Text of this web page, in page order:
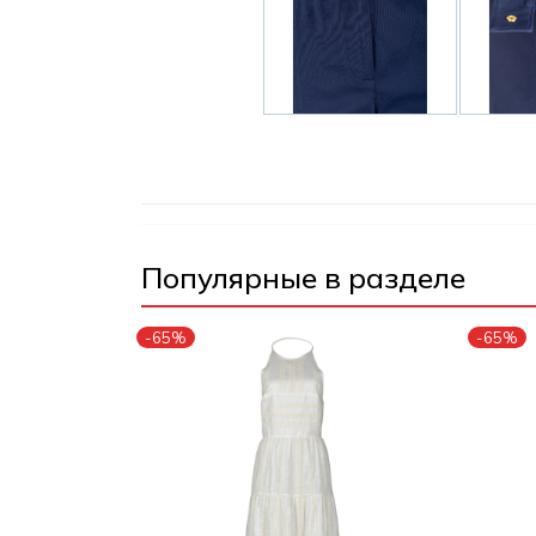
Популярные в разделе
-65% -65%